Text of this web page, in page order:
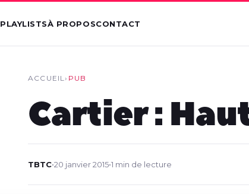
PLAYLISTSÀ PROPOSCONTACT
ACCUEIL› PUB
Cartier :
TBTC•20 janvier 2015•1 min de lecture